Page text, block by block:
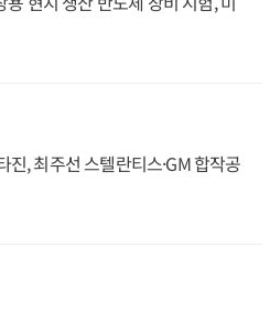
, 최주선 스텔란티스·GM 합작공